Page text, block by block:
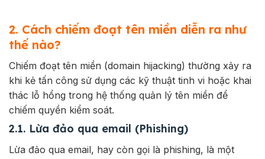
2. Cách chiếm đoạt tên miền diễn ra như
thế nào?
Chiếm đoạt tên miền (domain hijacking) thường xảy ra
khi kẻ tấn công sử dụng các kỹ thuật tinh vi hoặc khai
thác lỗ hổng trong hệ thống quản lý tên miền để
chiếm quyền kiểm soát.
2.1. Lừa đảo qua email (Phishing)
Lừa đảo qua email, hay còn gọi là phishing, là một